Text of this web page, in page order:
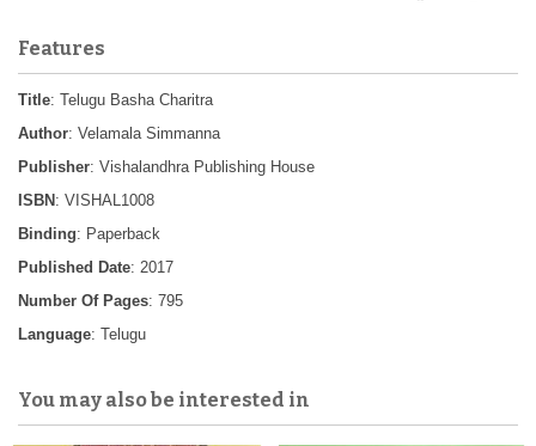
Features
Title: Telugu Basha Charitra
Author: Velamala Simmanna
Publisher: Vishalandhra Publishing House
ISBN : VISHAL1008
Binding: Paperback
Published Date: 2017
Number Of Pages: 795
Language: Telugu
You may also be interested in